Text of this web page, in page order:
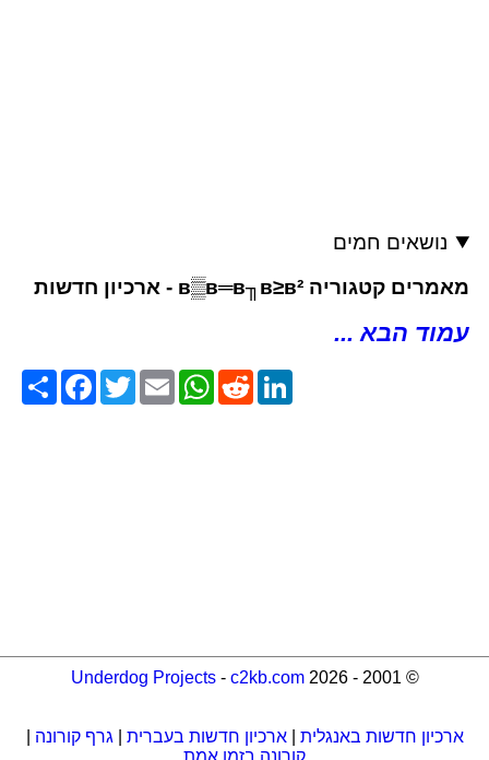
נושאים חמים
מאמרים קטגוריה в▒в═в╖в≥в² - ארכיון חדשות
עמוד הבא ...
Share
FacebookTwitterEmail
WhatsAppRedditLinkedIn
© 2001 - 2026
Underdog Projects- c2kb.com
ארכיון חדשות באנגלית |ארכיון חדשות בעברית |גרף קורונה